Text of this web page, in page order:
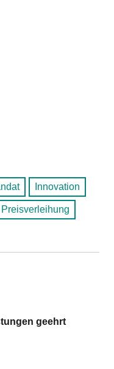
Innovation
Preisverleihung
geehrt